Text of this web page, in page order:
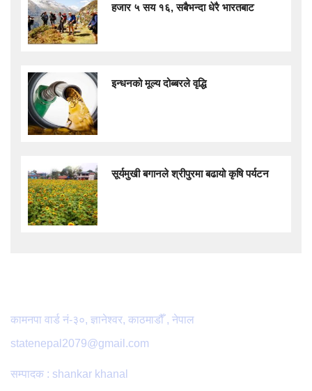
हजार ५ सय १६, सबैभन्दा धेरै भारतबाट
इन्धनको मूल्य दोब्बरले वृद्धि
सूर्यमुखी बगानले श्रीपुरमा बढायो कृषि पर्यटन
कामनपा वार्ड नं-३०, ज्ञानेश्वर, काठमाडौँ , नेपाल
statenepal2079@gmail.com
सम्पादक : shankar khanal